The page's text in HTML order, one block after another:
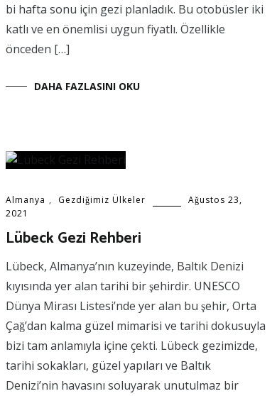
bi hafta sonu için gezi planladık. Bu otobüsler iki
katlı ve en önemlisi uygun fiyatlı. Özellikle
önceden […]
DAHA FAZLASINI OKU
Almanya , Gezdiğimiz Ülkeler
Ağustos 23,
2021
Lübeck Gezi Rehberi
Lübeck, Almanya’nın kuzeyinde, Baltık Denizi
kıyısında yer alan tarihi bir şehirdir. UNESCO
Dünya Mirası Listesi’nde yer alan bu şehir, Orta
Çağ’dan kalma güzel mimarisi ve tarihi dokusuyla
bizi tam anlamıyla içine çekti. Lübeck gezimizde,
tarihi sokakları, güzel yapıları ve Baltık
Denizi’nin havasını soluyarak unutulmaz bir